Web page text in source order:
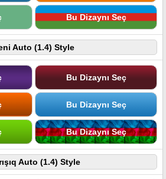
Bu Dizaynı Seç
Auto (1.4) Style
Bu Dizaynı Seç
Bu Dizaynı Seç
Bu Dizaynı Seç
Auto (1.4) Style